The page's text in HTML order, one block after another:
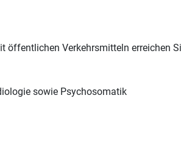
öffentlichen Verkehrsmitteln erreichen
sowie Psychosomatik